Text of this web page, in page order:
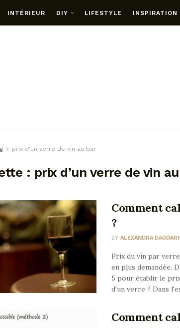
INTÉRIEUR DIY LIFESTYLE INSPIRATION
prix d'un verre de vin au bar
: prix d’un verre de vin
Comment
?
BY ALEXANDRA
Prix du vin par
en plus demandée.
5 pour établir le
d'un verre ? Dans
Comment